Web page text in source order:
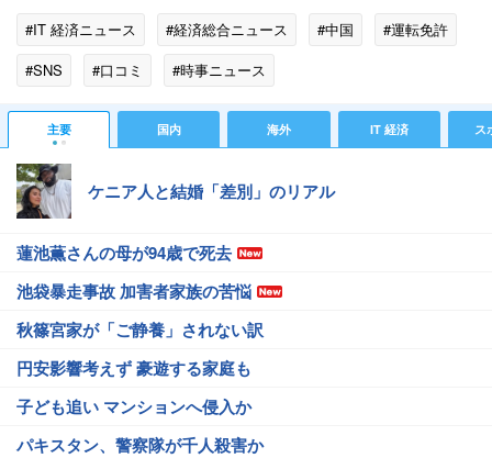
#IT 経済ニュース #経済総合ニュース #中国
#運転免許
#SNS
#口コミ #時事ニュース
主要 国内 海外 IT 経済 ス
ケニア人と結婚「差別」のリアル
蓮池薫さんの母が94歳で死去
池袋暴走事故 加害者家族の苦悩
秋篠宮家が「ご静養」されない訳
円安影響考えず 豪遊する家庭も
子ども追い マンションへ侵入か
パキスタン、警察隊が千人殺害か